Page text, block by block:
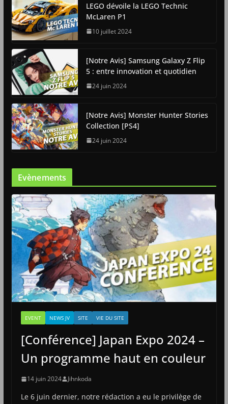
LEGO dévoile la LEGO Technic
McLaren P1
10 juillet 2024
[Notre Avis] Samsung Galaxy Z Flip
5 : entre innovation et quotidien
24 juin 2024
[Notre Avis] Monster Hunter Stories
Collection [PS4]
24 juin 2024
Evènements
EVENT NEWS JV SITE VIE DU SITE
[Conférence] Japan Expo 2024 –
Un programme haut en couleur
14 juin 2024 Jihnkoda
Le 6 juin dernier, notre rédaction a eu le privilège de